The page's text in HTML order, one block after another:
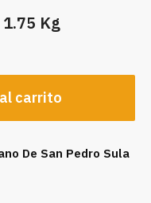
Kg
carrito
De San Pedro Sula